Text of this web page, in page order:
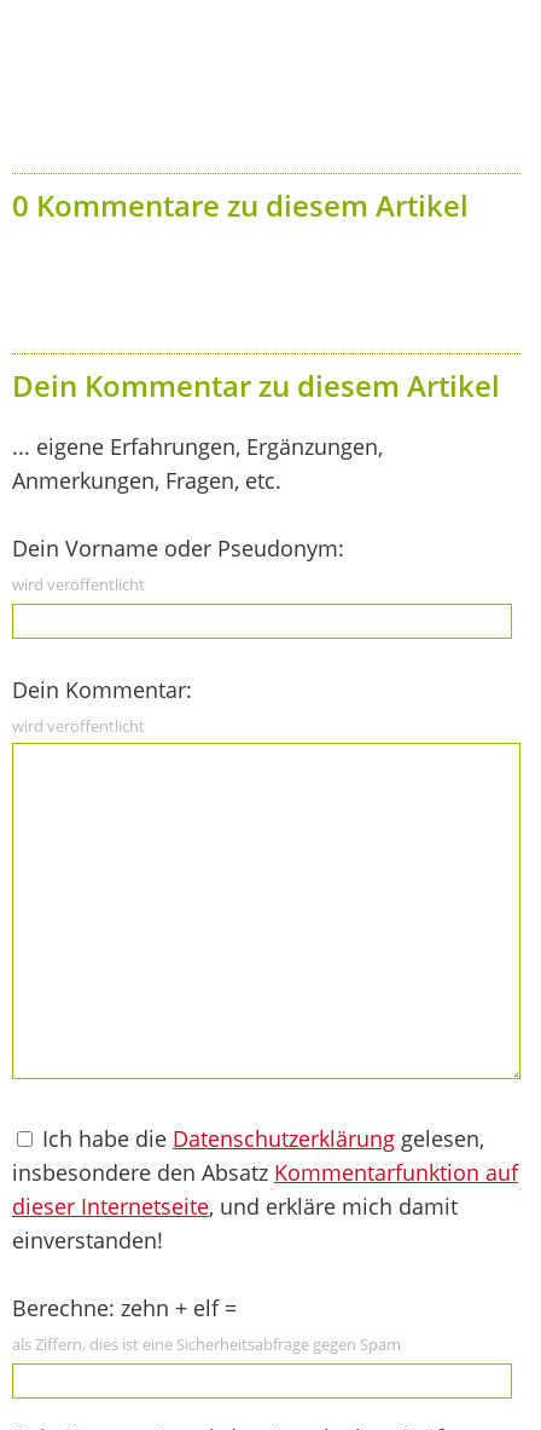
0 Kommentare zu diesem Artikel
Dein Kommentar zu diesem Artikel
... eigene Erfahrungen, Ergänzungen,
Anmerkungen, Fragen, etc.
Dein Vorname oder Pseudonym:
wird veröffentlicht
Dein Kommentar:
wird veröffentlicht
Ich habe die Datenschutzerklärung gelesen,
insbesondere den Absatz Kommentarfunktion auf
dieser Internetseite, und erkläre mich damit
einverstanden!
Berechne: zehn + elf =
als Ziffern, dies ist eine Sicherheitsabfrage gegen Spam